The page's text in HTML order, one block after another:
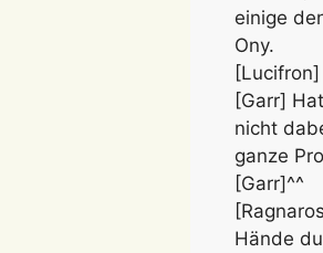
einige
Ony.
[Lucifron]
[Garr]
nicht
ganze
[Garr]^^
Hände